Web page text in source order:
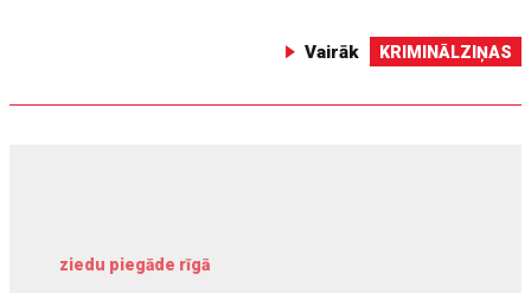
Vairāk KRIMINĀLZIŅAS
ziedu piegāde rīgā